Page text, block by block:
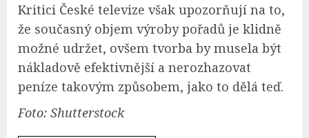
Kritici České televize však upozorňují na to,
že současný objem výroby pořadů je klidně
možné udržet, ovšem tvorba by musela být
nákladově efektivnější a nerozhazovat
peníze takovým způsobem, jako to dělá teď.
Foto: Shutterstock